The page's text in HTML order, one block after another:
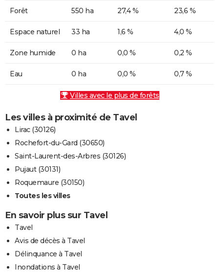
Forêt 550 ha 27,4 % 23,6 %
Espace naturel 33 ha 1,6 % 4,0 %
Zone humide 0 ha 0,0 % 0,2 %
Eau 0 ha 0,0 % 0,7 %
Villes avec le plus de forêts
Les villes à proximité de Tavel
Lirac (30126)
Rochefort-du-Gard (30650)
Saint-Laurent-des-Arbres (30126)
Pujaut (30131)
Roquemaure (30150)
Toutes les villes
En savoir plus sur Tavel
Tavel
Avis de décès à Tavel
Délinquance à Tavel
Inondations à Tavel